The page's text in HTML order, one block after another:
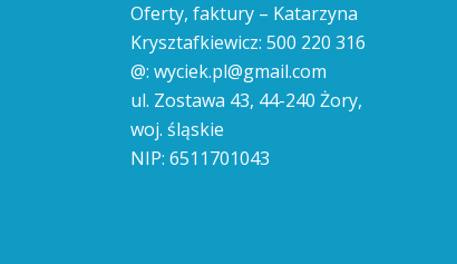
Oferty, faktury – Katarzyna
Krysztafkiewicz:500 220 316
@:wyciek.pl@gmail.com
ul. Zostawa 43, 44-240Żory,
woj. śląskie
NIP: 6511701043